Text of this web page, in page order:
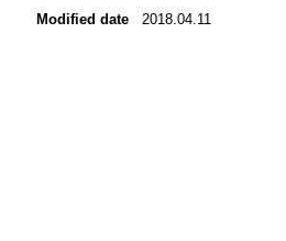
Modified date
2018.04.11